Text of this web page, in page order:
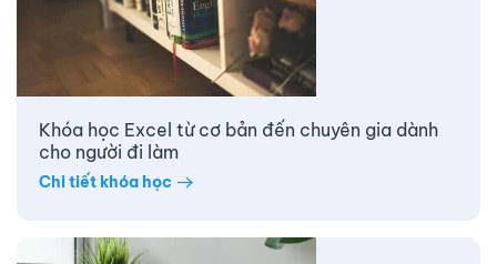
Khóa học Excel từ cơ bản đến chuyên gia dành
cho người đi làm
Chi tiết khóa học